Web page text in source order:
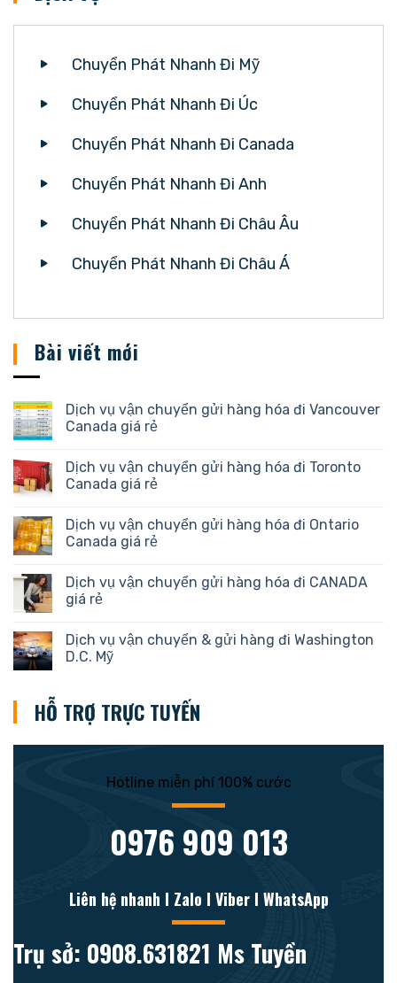
Chuyển Phát Nhanh Đi Mỹ
Chuyển Phát Nhanh Đi Úc
Chuyển Phát Nhanh Đi Canada
Chuyển Phát Nhanh Đi Anh
Chuyển Phát Nhanh Đi Châu Âu
Chuyển Phát Nhanh Đi Châu Á
Bài viết mới
Dịch vụ vận chuyển gửi hàng hóa đi Vancouver
Canada giá rẻ
Dịch vụ vận chuyển gửi hàng hóa đi Toronto
Canada giá rẻ
Dịch vụ vận chuyển gửi hàng hóa đi Ontario
Canada giá rẻ
Dịch vụ vận chuyển gửi hàng hóa đi CANADA
giá rẻ
Dịch vụ vận chuyển & gửi hàng đi Washington
D.C. Mỹ
HỖ TRỢ TRỰC TUYẾN
Hotline miễn phí 100% cước
0976 909 013
Liên hệ nhanh l Zalo l Viber l WhatsApp
Trụ sở: 0908.631821 Ms Tuyền